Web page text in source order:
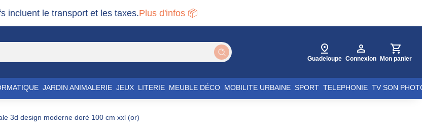
incluent le transport et les taxes.Plus d'infos 📦
Guadeloupe Connexion Mon panier
JARDIN ANIMALERIE JEUX LITERIE MEUBLE DÉCO MOBILITE URBAINE SPORT TELEPHONIE TV SON
3d design moderne doré 100 cm xxl (or)